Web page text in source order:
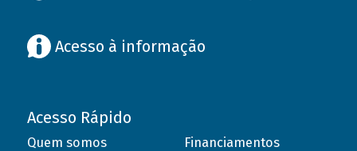
Acesso à informação
Acesso Rápido
Quem somos
Financiamentos